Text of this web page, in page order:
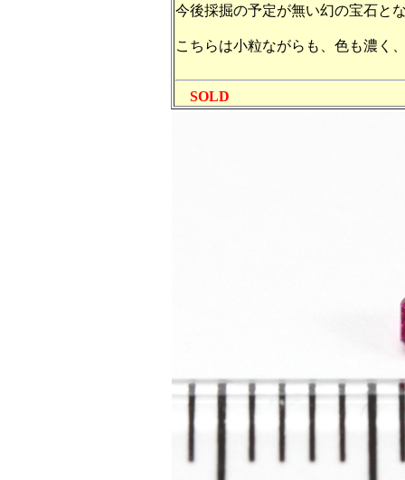
今後採掘の予定が無い幻の宝石と
こちらは小粒ながらも、色も濃く
SOLD